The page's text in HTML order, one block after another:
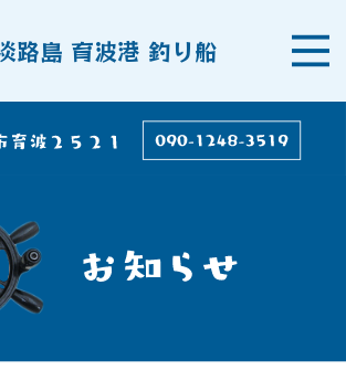
路島 育波港 釣り船